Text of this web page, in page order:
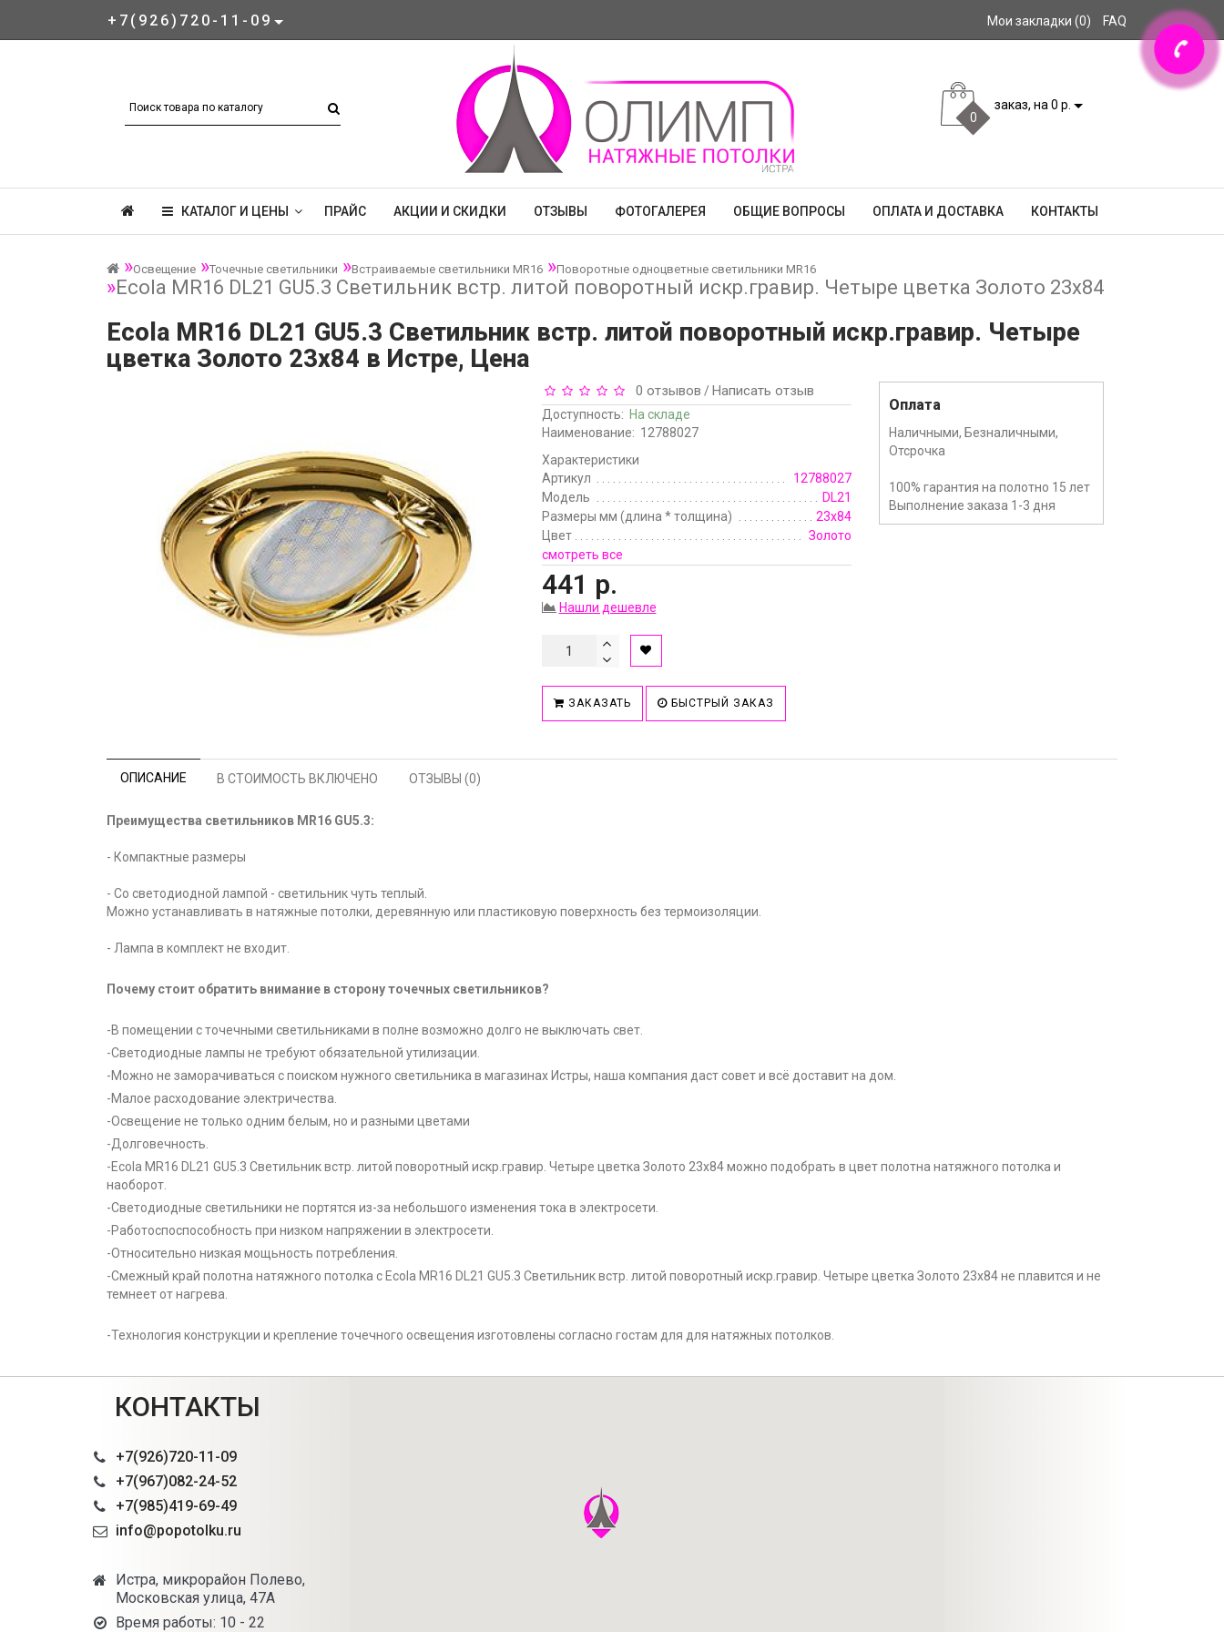
+7(926)720-11-09 Мои закладки (0) FAQ
0
заказ, на 0 р.
КАТАЛОГ И ЦЕНЫ ПРАЙС АКЦИИ И СКИДКИ ОТЗЫВЫ ФОТОГАЛЕРЕЯ ОБЩИЕ ВОПРОСЫ ОПЛАТА И ДОСТАВКА КОНТАКТЫ
Освещение Точечные светильники Встраиваемые светильники MR16 Поворотные одноцветные светильники MR16
Ecola MR16 DL21 GU5.3 Светильник встр. литой поворотный искр.гравир. Четыре цветка Золото 23x84
Ecola MR16 DL21 GU5.3 Светильник встр. литой поворотный искр.гравир. Четыре
цветка Золото 23x84 в Истре, Цена
0 отзывов / Написать отзыв
Доступность: На складе
Наименование: 12788027
Характеристики
Артикул
12788027
Модель
DL21
Размеры мм (длина * толщина)
23x84
Цвет
Золото
смотреть все
441 р.
Нашли дешевле
ЗАКАЗАТЬ БЫСТРЫЙ ЗАКАЗ
Оплата
Наличными, Безналичными,
Отсрочка
100% гарантия на полотно 15 лет
Выполнение заказа 1-3 дня
ОПИСАНИЕ В СТОИМОСТЬ ВКЛЮЧЕНО ОТЗЫВЫ (0)
Преимущества светильников MR16 GU5.3:
- Компактные размеры
- Со светодиодной лампой - светильник чуть теплый.
Можно устанавливать в натяжные потолки, деревянную или пластиковую поверхность без термоизоляции.
- Лампа в комплект не входит.
Почему стоит обратить внимание в сторону точечных светильников?
-В помещении с точечными светильниками в полне возможно долго не выключать свет.
-Светодиодные лампы не требуют обязательной утилизации.
-Можно не заморачиваться с поиском нужного светильника в магазинах Истры, наша компания даст совет и всё доставит на дом.
-Малое расходование электричества.
-Освещение не только одним белым, но и разными цветами
-Долговечность.
-Ecola MR16 DL21 GU5.3 Светильник встр. литой поворотный искр.гравир. Четыре цветка Золото 23x84 можно подобрать в цвет полотна натяжного потолка и
наоборот.
-Светодиодные светильники не портятся из-за небольшого изменения тока в электросети.
-Работоспоспособность при низком напряжении в электросети.
-Относительно низкая мощьность потребления.
-Смежный край полотна натяжного потолка с Ecola MR16 DL21 GU5.3 Светильник встр. литой поворотный искр.гравир. Четыре цветка Золото 23x84 не плавится и не
темнеет от нагрева.
-Технология конструкции и крепление точечного освещения изготовлены согласно гостам для для натяжных потолков.
КОНТАКТЫ
+7(926)720-11-09
+7(967)082-24-52
+7(985)419-69-49
info@popotolku.ru
Истра, микрорайон Полево,
Московская улица, 47А
Время работы: 10 - 22